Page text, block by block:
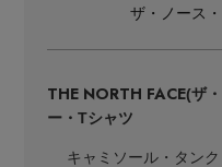
【エディターズ・エ
ベーシックとトレン
ザ・ノース
THE NORTH FACE(ザ
ー・Tシャツ
キャミソール・タン